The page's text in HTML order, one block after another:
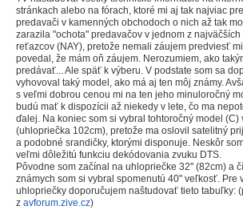
stránkach alebo na fórach, ktoré mi aj tak najviac
predavači v kamenných obchodoch o nich až tak
zarazila "ochota" predavačov v jednom z
reťazcov (NAY), pretože nemali záujem predviesť
povedal, že mám oň záujem. Nerozumiem, ako
predávať... Ale späť k výberu. V podstate som sa
vyhovoval taký model, ako má aj ten môj známy.
s veľmi dobrou cenou mi na ten jeho minuloročný
budú mať k dispozícii až niekedy v lete, čo ma
ďalej. Na koniec som si vybral tohtoročný model (C)
(uhlopriečka 102cm), pretože ma oslovil satelitný
a podobné srandičky, ktorými disponuje. Neskôr
veľmi dôležitú funkciu dekódovania zvuku DTS.
Pôvodne som začínal na uhlopriečke 32" (82cm) a
známych som si vybral spomenutú 40" veľkosť. Pre
uhlopriečky doporučujem naštudovať tieto tabuľky:
z avforum.zive.cz)